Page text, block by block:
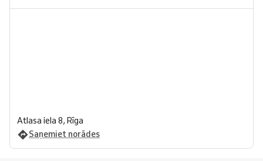
Atlasa iela 8, Rīga
Saņemiet norādes